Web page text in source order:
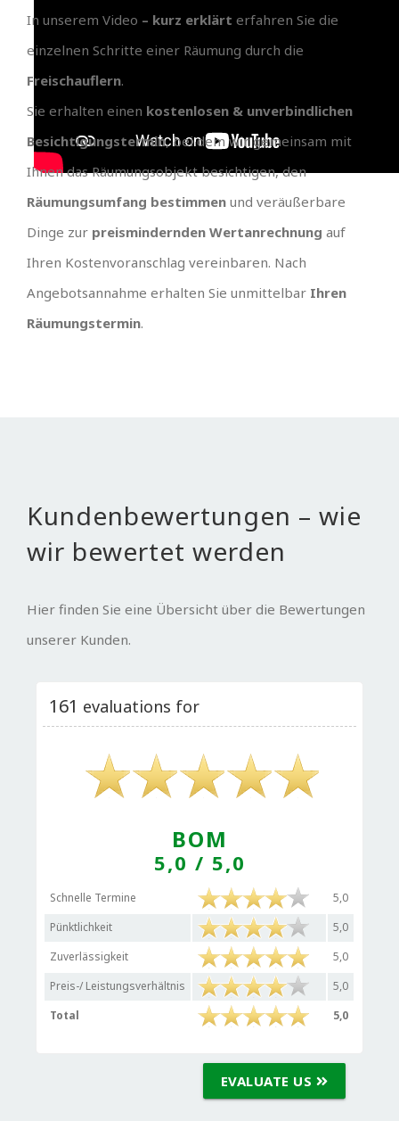
In unserem Video – kurz erklärt erfahren Sie die
einzelnen Schritte einer Räumung durch die
Freischauflern.
Sie erhalten einen kostenlosen & unverbindlichen
Besichtigungstermin, bei dem wir gemeinsam mit
Ihnen das Räumungsobjekt besichtigen, den
Räumungsumfang bestimmen und veräußerbare
Dinge zur preismindernden Wertanrechnung auf
Ihren Kostenvoranschlag vereinbaren. Nach
Angebotsannahme erhalten Sie unmittelbar Ihren
Räumungstermin.
Kundenbewertungen – wie
wir bewertet werden
Hier finden Sie eine Übersicht über die Bewertungen
unserer Kunden.
161 evaluations for
BOM
5,0 / 5,0
Schnelle Termine
5,0
Pünktlichkeit
5,0
Zuverlässigkeit
5,0
Preis-/ Leistungsverhältnis
5,0
Total
5,0
EVALUATE US